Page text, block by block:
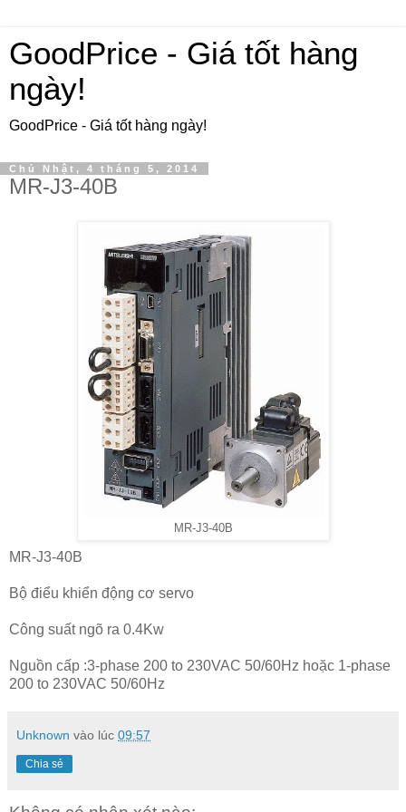
GoodPrice - Giá tốt hàng
ngày!
GoodPrice - Giá tốt hàng ngày!
Chủ Nhật, 4 tháng 5, 2014
MR-J3-40B
MR-J3-40B
MR-J3-40B
Bộ điểu khiển động cơ servo
Công suất ngõ ra 0.4Kw
Nguồn cấp :3-phase 200 to 230VAC 50/60Hz hoặc 1-phase
200 to 230VAC 50/60Hz
Unknown vào lúc 09:57
Chia sẻ